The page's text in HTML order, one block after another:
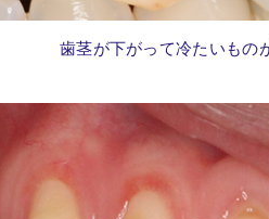
歯茎が下がって冷たいもの